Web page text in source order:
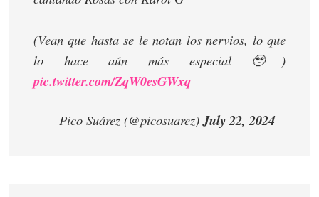
(Vean que hasta se le notan los nervios, lo que
lo hace aún más especial 🥹)
pic.twitter.com/ZqW0esGWxq
— Pico Suárez (@picosuarez)July 22, 2024